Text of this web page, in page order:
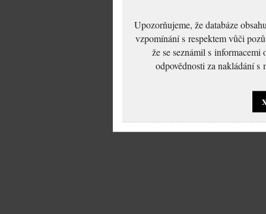
Upozorňujeme, že databáze
vzpomínání s respektem vůči
že se seznámil s
odpovědnosti za nakládání